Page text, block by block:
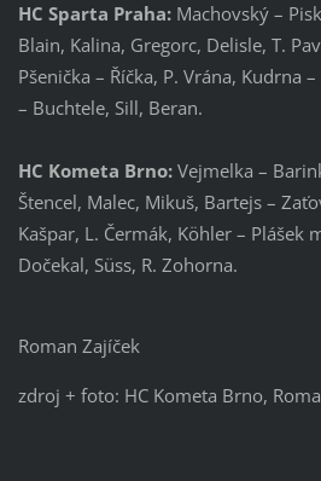
HC Sparta Praha:Machovský –
Blain, Kalina, Gregorc, Delisle, T.
Pšenička – Říčka, P. Vrána, Kudrna
– Buchtele, Sill, Beran.
HC Kometa Brno:Vejmelka –
Štencel, Malec, Mikuš, Bartejs –
Kašpar, L. Čermák, Köhler – Plášek
Dočekal, Süss, R. Zohorna.
Roman Zajíček
zdroj + foto: HC Kometa Brno,